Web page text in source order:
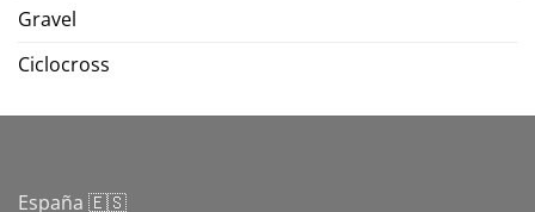
Gravel
Ciclocross
España 🇪🇸